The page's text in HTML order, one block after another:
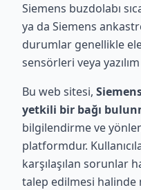
Siemens buzdolabı
ya da Siemens
durumlar genellikle
sensörleri veya
Bu web sitesi,
yetkili bir bağı
bilgilendirme ve
platformdur.
karşılaşılan sorunlar
talep edilmesi halinde